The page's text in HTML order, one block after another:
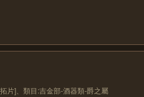
片]、類目:吉金部-酒器類-爵之屬